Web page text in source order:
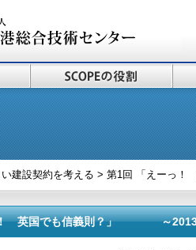
建設契約を考える > 第1回 「えーっ！
！ 英国でも信義則？」 ～